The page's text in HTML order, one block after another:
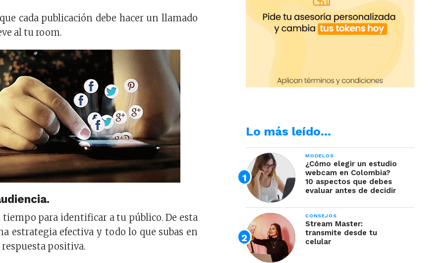
cada publicación debe hacer un llamado
al tu room.
tiempo para identificar a tu público. De esta
estrategia efectiva y todo lo que subas en
positiva.
Lo más leído…
MODELOS
¿Cómo elegir un estudio
webcam en Colombia?
10 aspectos que debes
evaluar antes de decidir
CONSEJOS
Stream Master:
transmite desde tu
celular